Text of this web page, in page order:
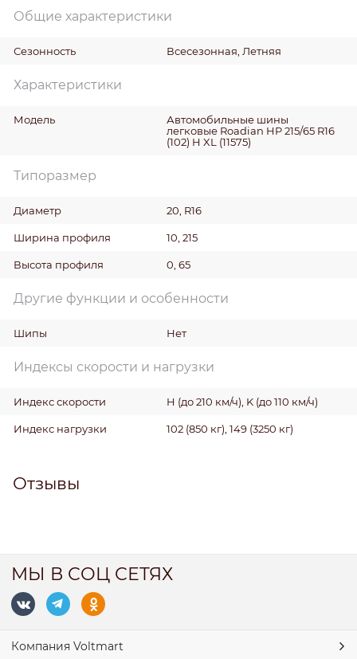
Общие характеристики
Сезонность Всесезонная, Летняя
Характеристики
Модель
Автомобильные шины
легковые Roadian HP 215/65 R16
(102) H XL (11575)
Типоразмер
Диаметр 20, R16
Ширина профиля 10, 215
Высота профиля 0, 65
Другие функции и особенности
Шипы Нет
Индексы скорости и нагрузки
Индекс скорости H (до 210 км/ч), K (до 110 км/ч)
Индекс нагрузки 102 (850 кг), 149 (3250 кг)
Отзывы
МЫ В СОЦ СЕТЯХ
Компания Voltmart